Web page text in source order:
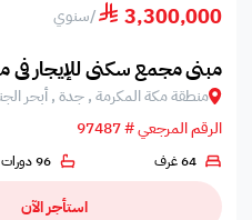
3,300,000
/سنوي
مبنى مجمع سكني للإيجار في
منطقة مكة المكرمة , جدة , أبحر
الرقم المرجعي # 97487
64 غرف 96 دورات مياه
استأجر الآن